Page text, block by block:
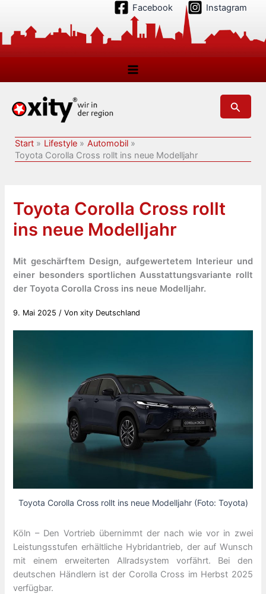
springen
Facebook Instagram
Suchen
Start Lifestyle
Automobil
Toyota Corolla Cross rollt ins neue Modelljahr
Toyota Corolla Cross rollt
ins neue Modelljahr
Mit geschärftem Design, aufgewertetem Interieur und
einer besonders sportlichen Ausstattungsvariante rollt
der Toyota Corolla Cross ins neue Modelljahr.
9. Mai 2025 / Vonxity Deutschland
Toyota Corolla Cross rollt ins neue Modelljahr (Foto: Toyota)
Köln – Den Vortrieb übernimmt der nach wie vor in zwei
Leistungsstufen erhältliche Hybridantrieb, der auf Wunsch
mit einem erweiterten Allradsystem vorfährt. Bei den
deutschen Händlern ist der Corolla Cross im Herbst 2025
verfügbar.